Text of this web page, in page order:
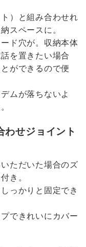
）と組み合わせれ
スペースに。
ド穴が。収納本体
を置きたい場合
ができるので便
ムが落ちないよ
わせジョイント
ただいた場合のズ
き。
っかりと固定でき
できれいにカバー